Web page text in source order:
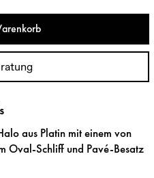
aus Platin mit einem von
Oval-Schliff und Pavé-Besatz